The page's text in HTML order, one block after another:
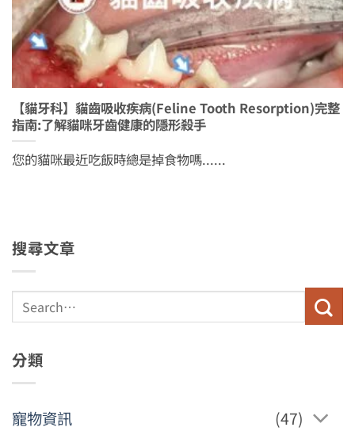
【貓牙科】貓齒吸收疾病(Feline Tooth Resorption)完整
指南:了解貓咪牙齒健康的隱形殺手
您的貓咪最近吃飯時總是掉食物嗎......
搜尋文章
分類
寵物資訊
(47)